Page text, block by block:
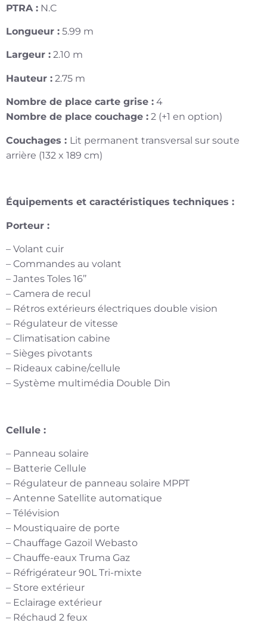
PTRA : N.C
Longueur : 5.99 m
Largeur : 2.10 m
Hauteur : 2.75 m
Nombre de place carte grise : 4
Nombre de place couchage : 2 (+1 en option)
Couchages : Lit permanent transversal sur soute
arrière (132 x 189 cm)
Équipements et caractéristiques techniques :
Porteur :
– Volant cuir
– Commandes au volant
– Jantes Toles 16’’
– Camera de recul
– Rétros extérieurs électriques double vision
– Régulateur de vitesse
– Climatisation cabine
– Sièges pivotants
– Rideaux cabine/cellule
– Système multimédia Double Din
Cellule :
– Panneau solaire
– Batterie Cellule
– Régulateur de panneau solaire MPPT
– Antenne Satellite automatique
– Télévision
– Moustiquaire de porte
– Chauffage Gazoil Webasto
– Chauffe-eaux Truma Gaz
– Réfrigérateur 90L Tri-mixte
– Store extérieur
– Eclairage extérieur
– Réchaud 2 feux